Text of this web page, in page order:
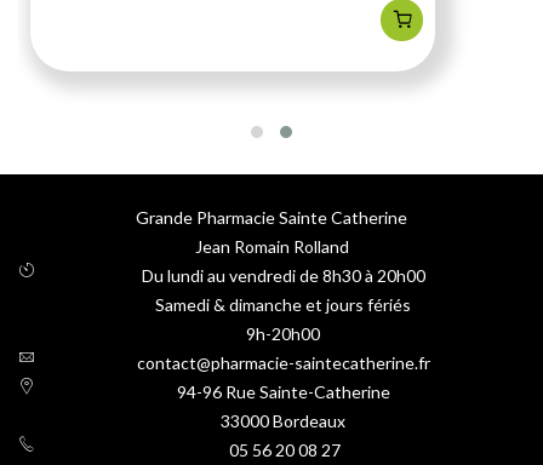
Grande Pharmacie Sainte Catherine
Jean Romain Rolland
Du lundi au vendredi de 8h30 à 20h00
Samedi & dimanche et jours fériés
9h-20h00
contact@pharmacie-saintecatherine.fr
94-96 Rue Sainte-Catherine
33000Bordeaux
05 56 20 08 27